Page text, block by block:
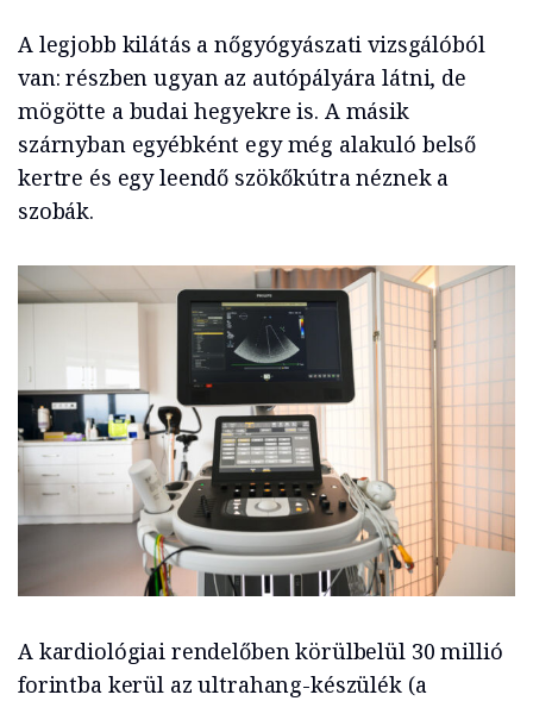
A legjobb kilátás a nőgyógyászati vizsgálóból
van: részben ugyan az autópályára látni, de
mögötte a budai hegyekre is. A másik
szárnyban egyébként egy még alakuló belső
kertre és egy leendő szökőkútra néznek a
szobák.
A kardiológiai rendelőben körülbelül 30 millió
forintba kerül az ultrahang-készülék (a